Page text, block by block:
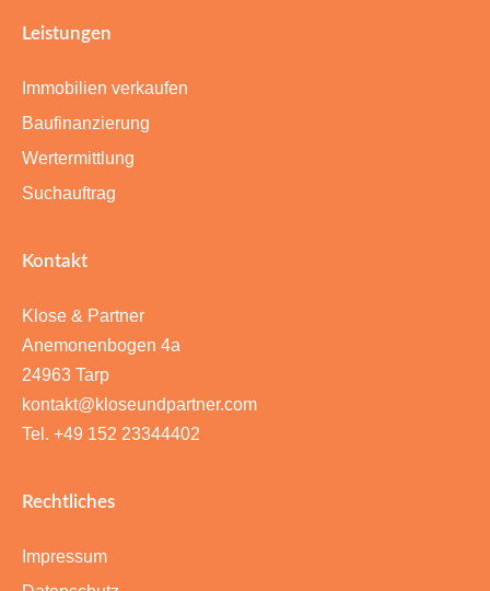
Leistungen
Immobilien verkaufen
Baufinanzierung
Wertermittlung
Suchauftrag
Kontakt
Klose & Partner
Anemonenbogen 4a
24963 Tarp
kontakt@kloseundpartner.com
Tel. +49 152 23344402
Rechtliches
Impressum